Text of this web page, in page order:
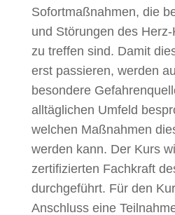
Sofortmaßnahmen, die
und Störungen des
zu treffen sind. Damit
erst passieren, werden
besondere
alltäglichen Umfeld
welchen Maßnahmen
werden kann. Der Kurs
zertifizierten Fachkraft
durchgeführt. Für den
Anschluss eine